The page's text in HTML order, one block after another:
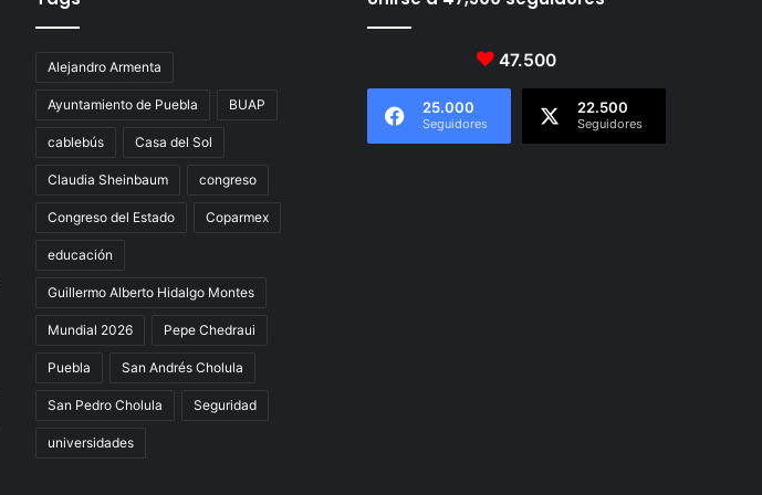
Alejandro Armenta
Ayuntamiento de Puebla BUAP
cablebús Casa del Sol
Claudia Sheinbaum congreso
Congreso del Estado Coparmex
educación
Guillermo Alberto Hidalgo Montes
Mundial 2026 Pepe Chedraui
Puebla San Andrés Cholula
San Pedro Cholula Seguridad
universidades
47.500
25.000
Seguidores
22.500
Seguidores